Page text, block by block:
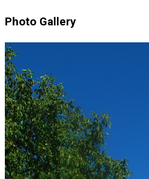
Photo Gallery